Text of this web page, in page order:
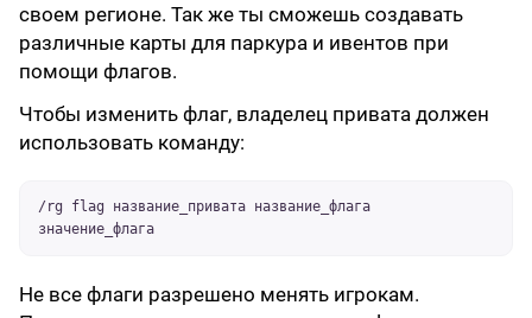
своем регионе. Так же ты сможешь создавать
различные карты для паркура и ивентов при
помощи флагов.
Чтобы изменить флаг, владелец привата должен
использовать команду:
/rg flag название_привата название_флага
значение_флага
Не все флаги разрешено менять игрокам.